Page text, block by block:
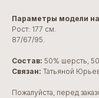
Параметры модели
Рост: 177 см.
87/67/95.
Состав: 50% шерсть,
Cвязан: Татьяной
Пожалуйста, перед